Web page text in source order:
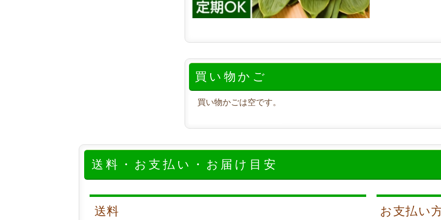
買い物かご
買い物かごは空です。
送料・お支払い・お届け目安
送料 お支払い